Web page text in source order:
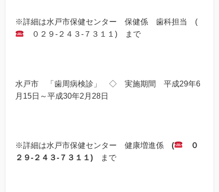
※詳細は水戸市保健センター 保健係 歯科担当 (
０２９-２４３-７３１１) まで
水戸市 「歯周病検診」 ◇ 実施期間 平成29年6
月15日～平成30年2月28日
※詳細は水戸市保健センター 健康増進係 (
０
２９-２４３-７３１１)
まで